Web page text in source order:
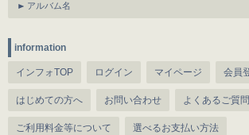
アルバム名
information
インフォTOP ログイン マイページ 会員
はじめての方へ お問い合わせ よくあるご質問
ご利用料金等について 選べるお支払い方法